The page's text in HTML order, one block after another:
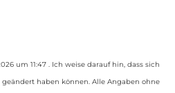
um 11:47 . Ich weise darauf hin, dass sich
haben können. Alle Angaben ohne